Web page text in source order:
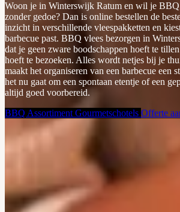
Woon je in Winterswijk Ratum en wil je BBQ
zonder gedoe? Dan is online bestellen de
inzicht in verschillende vleespakketten en
barbecue past. BBQ vlees bezorgen in
dat je geen zware boodschappen hoeft te
hoeft te bezoeken. Alles wordt netjes bij je
maakt het organiseren van een barbecue een
het nu gaat om een spontaan etentje of een
altijd goed voorbereid.
BBQ Assortiment Gourmetschotels Offerte